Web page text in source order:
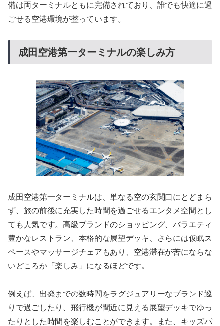
備は両ターミナルともに完備されており、誰でも快適に過
ごせる空港環境が整っています。
成田空港第一ターミナルの楽しみ方
成田空港第一ターミナルは、単なる空の玄関口にとどまら
ず、旅の前後に充実した時間を過ごせるエンタメ空間とし
ても人気です。高級ブランドのショッピング、バラエティ
豊かなレストラン、本格的な展望デッキ、さらには仮眠ス
ペースやマッサージチェアもあり、空港滞在が苦にならな
いどころか「楽しみ」になるほどです。
例えば、出発までの数時間をラグジュアリーなブランド巡
りで過ごしたり、飛行機が間近に見える展望デッキでゆっ
たりとした時間を楽しむことができます。また、キッズパ